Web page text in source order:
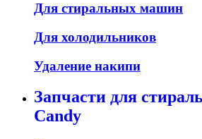
Для стиральных машин
Для холодильников
Удаление накипи
Запчасти для
Candy